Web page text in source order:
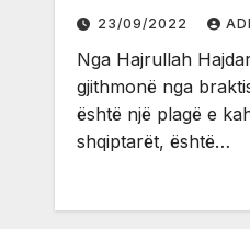
23/09/2022
Nga Hajrullah
gjithmonë nga
është një plagë e
shqiptarët, është…